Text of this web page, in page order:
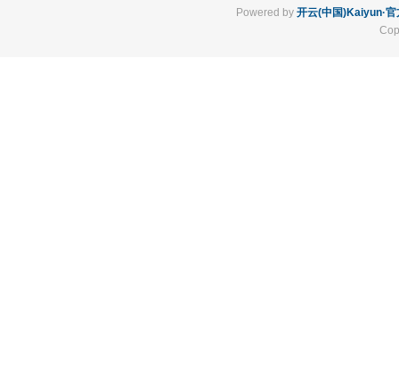
Powered by 开云(中国)Kaiyun·